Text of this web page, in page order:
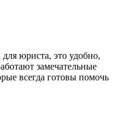
юриста, это удобно,
замечательные
всегда готовы помочь